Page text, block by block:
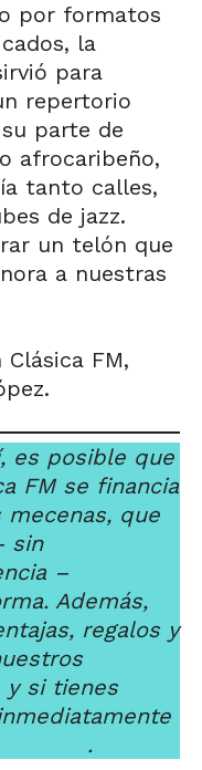
por formatos
la
para
repertorio
parte de
afrocaribeño,
tanto calles,
de jazz.
un telón que
a nuestras
FM,
es posible que
FM se financia
mecenas, que
sin
–
Además,
regalos y
y si tienes
.